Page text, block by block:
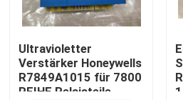
Plc-Steuereinheit
Honeywell PLC-Modul
Ultravioletter
Verstärker Honeywells
R7849A1015 für 7800
REIHE Relaisteile